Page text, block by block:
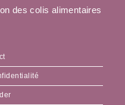
des colis alimentaires